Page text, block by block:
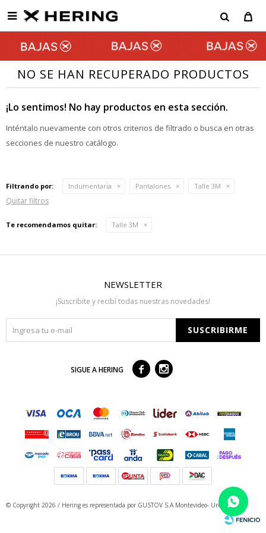

NO SE HAN RECUPERADO PRODUCTOS
¡Lo sentimos! No hay productos en esta sección.
Inténtalo nuevamente con otros criterios de filtrado o busca en otras
secciones de nuestro catálogo.
Filtrando por: Indumentaria Pantalones Talle 3M
Quitar filtros
Te recomendamos quitar: Talle 3M
NEWSLETTER
¡Suscribite y recibí todas nuestras novedades!
SUSCRIBIRME
SIGUE A HERING  
© Copyright 2026 / Hering es representada por GUSTOV S.A Montevideo- Uruguay